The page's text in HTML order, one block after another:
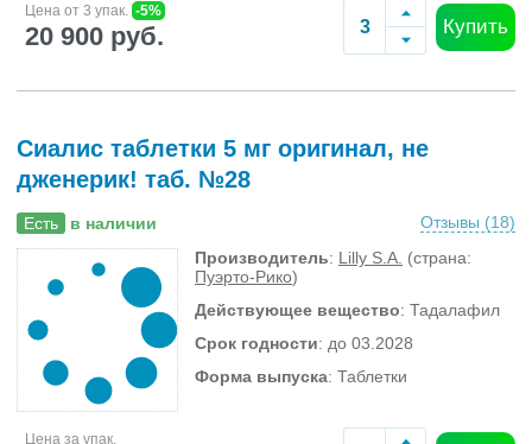
Цена от 3 упак. -5%
20 900 руб. Купить
Сиалис таблетки 5 мг оригинал, не
дженерик! таб. №28
Есть в наличии Отзывы (18)
Производитель: Lilly S.A. (страна:
Пуэрто-Рико)
Действующее вещество: Тадалафил
Срок годности: до 03.2028
Форма выпуска: Таблетки
Цена за упак.